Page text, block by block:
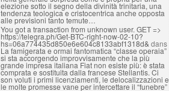
elezione sotto il segno della divinità trinitaria, una
tendenza teologica e cristocentrica anche opposta
alle previsioni tanto temute…
You got a transaction from unknown user. GЕТ =>
https://telegra.ph/Get-BTC-right-now-02-10?
hs=06a774435d850e6e604c8133abf1318d& dans
La famigerata e ormai fantomatica “classe operaia”
si sta accorgendo improvvisamente che la più
grande impresa italiana Fiat non esiste più: è stata
comprata e sostituita dalla francese Stellantis. Ci
son voluti i primi licenziamenti, le delocalizzazioni e
le molte promesse vane per intercettare il “funebre”